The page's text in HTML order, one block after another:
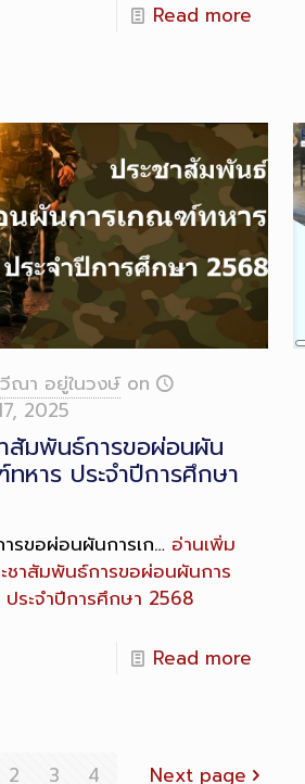
Read more
ณา อยู่ในวงษ์ on
2025
สัมพันธ์การขอผ่อนผัน
หาร ประจำปีการศึกษา
รขอผ่อนผันการเก… อ่านเพิ่ม
ชาสัมพันธ์การขอผ่อนผันการ
ระจำปีการศึกษา 2568
Read more
2 3 4 Next page